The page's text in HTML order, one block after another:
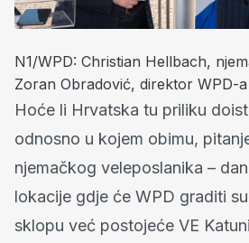
N1/WPD: Christian Hellbach,
Zoran Obradović, direktor WPD-
Hoće li Hrvatska tu priliku
odnosno u kojem obimu,
njemačkog veleposlanika –
lokacije gdje će WPD graditi
sklopu već postojeće VE